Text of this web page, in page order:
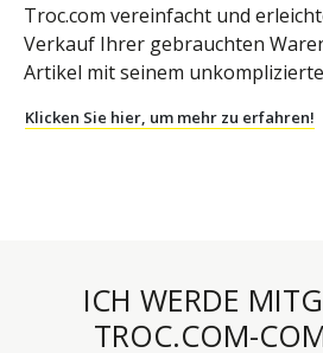
Troc.com vereinfacht und
Verkauf Ihrer gebrauchten
Artikel mit seinem
Klicken Sie hier, um mehr zu erfahren!
ICH WERDE
TROC.COM-